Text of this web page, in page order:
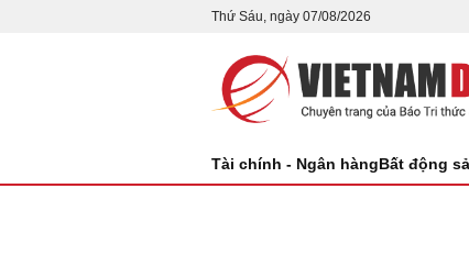
Thứ Sáu, ngày 07/08/2026
Tài chính - Ngân hàngBất động